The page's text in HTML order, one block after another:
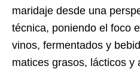
maridaje desde una
técnica, poniendo el foco
vinos, fermentados y
matices grasos, lácticos y